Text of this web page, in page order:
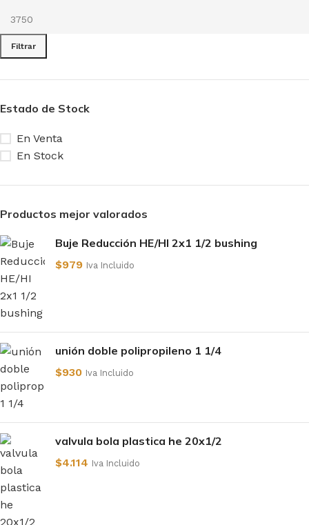
Filtrar
Estado de Stock
En Venta
En Stock
Productos mejor valorados
Buje Reducción HE/HI 2x1 1/2 bushing
$979 Iva Incluido
unión doble polipropileno 1 1/4
$930 Iva Incluido
valvula bola plastica he 20x1/2
$4.114 Iva Incluido